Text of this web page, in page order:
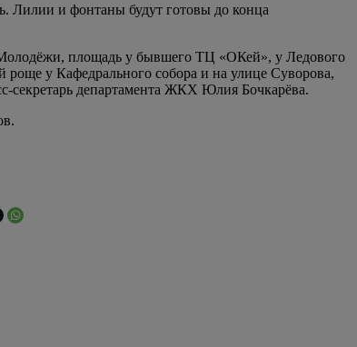
и фонтаны будут готовы до конца
площадь у бывшего ТЦ «ОКей», у Ледового
роще у Кафедрального собора и на улице Суворова,
секретарь департамента ЖКХ Юлия Бочкарёва.